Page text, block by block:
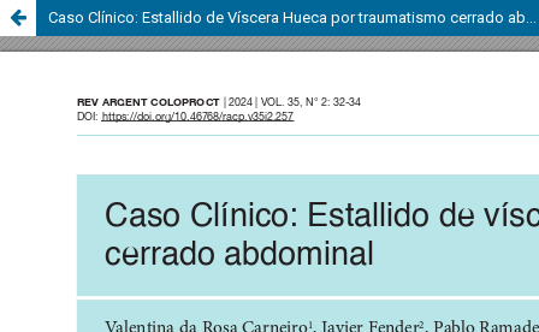
Caso Clínico: Estallido de Víscera Hueca por traumatismo cerrado abdominal.